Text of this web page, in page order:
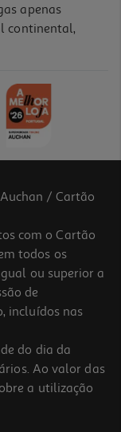
apenas
continental,
/ Cartão
com o Cartão
todos os
ou superior a
de
incluídos nas
do dia da
Ao valor das
a utilização